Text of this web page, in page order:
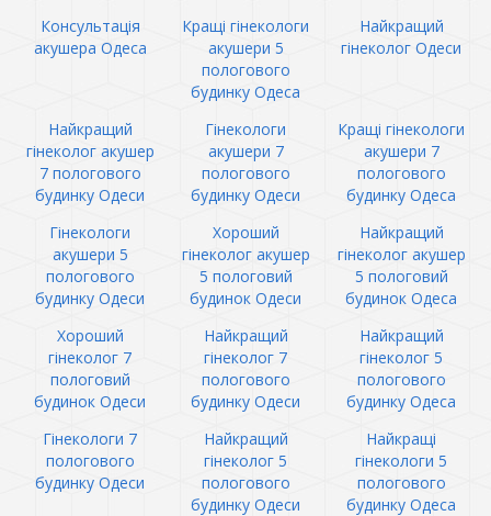
Консультація
акушера Одеса
Кращі гінекологи
акушери 5
пологового
будинку Одеса
Найкращий
гінеколог Одеси
Найкращий
гінеколог акушер
7 пологового
будинку Одеси
Гінекологи
акушери 7
пологового
будинку Одеси
Кращі гінекологи
акушери 7
пологового
будинку Одеса
Гінекологи
акушери 5
пологового
будинку Одеси
Хороший
гінеколог акушер
5 пологовий
будинок Одеси
Найкращий
гінеколог акушер
5 пологовий
будинок Одеса
Хороший
гінеколог 7
пологовий
будинок Одеси
Найкращий
гінеколог 7
пологового
будинку Одеси
Найкращий
гінеколог 5
пологового
будинку Одеса
Гінекологи 7
пологового
будинку Одеси
Найкращий
гінеколог 5
пологового
будинку Одеси
Найкращі
гінекологи 5
пологового
будинку Одеса